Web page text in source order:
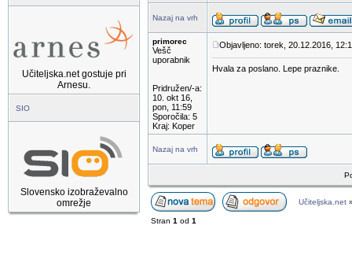
Učiteljska.net gostuje pri
Arnesu.
SIO
Slovensko izobraževalno
omrežje
Nazaj na vrh
primorec
Vešč
uporabnik
Pridružen/-a:
10. okt 16,
pon, 11:59
Sporočila: 5
Kraj: Koper
Objavljeno: torek, 20.12.2016,
Hvala za poslano. Lepe praznike.
Nazaj na vrh
Učiteljska.net
Stran 1 od 1